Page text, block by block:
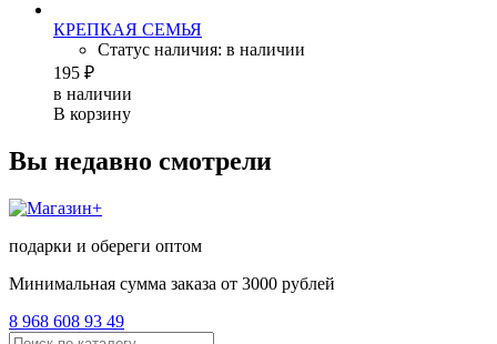
КРЕПКАЯ СЕМЬЯ
Статус наличия: в наличии
195 ₽
в наличии
В корзину
Вы недавно смотрели
подарки и обереги оптом
Минимальная сумма заказа от 3000 рублей
8 968 608 93 49